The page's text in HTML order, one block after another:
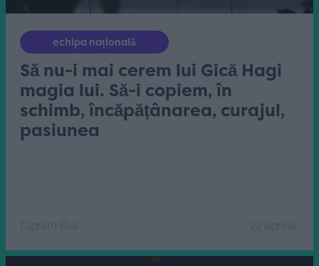
echipa națională
Să nu-i mai cerem lui Gică Hagi
magia lui. Să-i copiem, în
schimb, încăpățânarea, curajul,
pasiunea